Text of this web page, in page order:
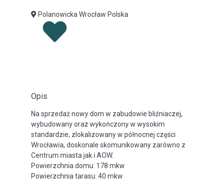
Polanowicka Wrocław Polska
Opis
Na sprzedaż nowy dom w zabudowie bliźniaczej,
wybudowany oraz wykończony w wysokim
standardzie, zlokalizowany w północnej części
Wrocławia, doskonale skomunikowany zarówno z
Centrum miasta jak i AOW.
Powierzchnia domu: 178 mkw
Powierzchnia tarasu: 40 mkw